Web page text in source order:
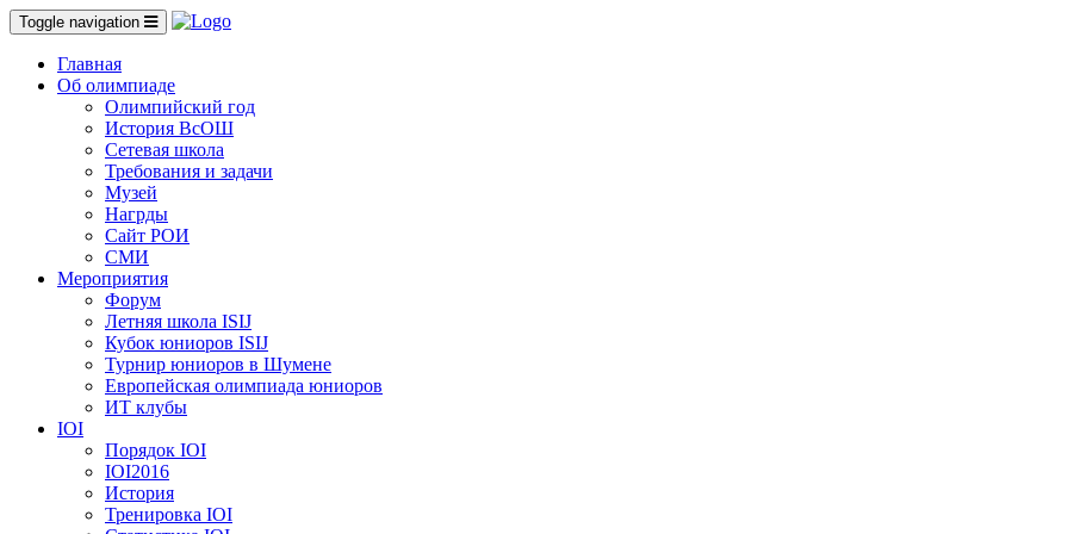
Toggle navigation
Главная
Об олимпиаде
Олимпийский год
История ВсОШ
Сетевая школа
Требования и задачи
Музей
Нагрды
Сайт РОИ
СМИ
Мероприятия
Форум
Летняя школа ISIJ
Кубок юниоров ISIJ
Турнир юниоров в Шумене
Европейская олимпиада юниоров
ИТ клубы
IOI
Порядок IOI
IOI2016
История
Тренировка IOI